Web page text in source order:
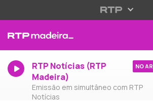
RTP Notícias (RTP
Madeira)
Emissão em simultâneo com RTP
Notícias
NO AR